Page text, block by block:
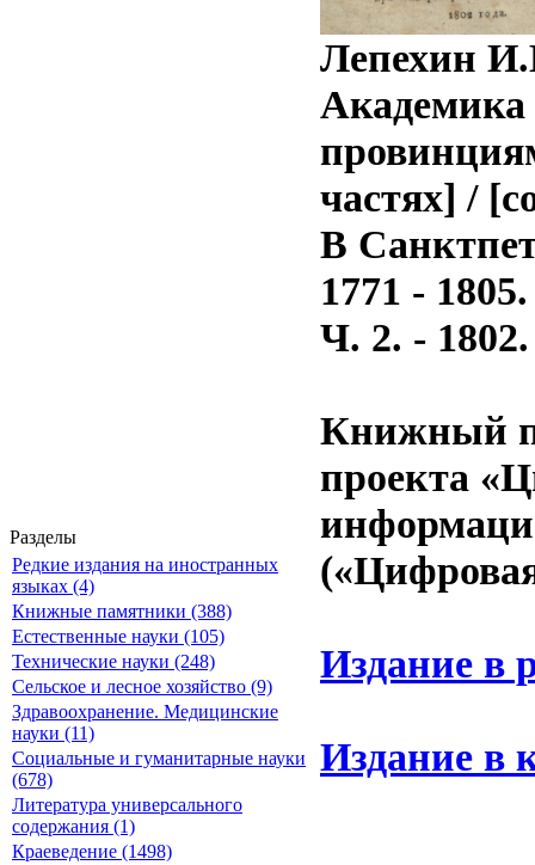
Разделы
Редкие издания на иностранных
языках (4)
Книжные памятники (388)
Естественные науки (105)
Технические науки (248)
Сельское и лесное хозяйство (9)
Здравоохранение. Медицинские
науки (11)
Социальные и гуманитарные науки
(678)
Литература универсального
содержания (1)
Краеведение (1498)
Лепехин
частях] /
В
1771 - 1805.
Ч. 2. -
Книжный
проекта
Издание в
Издание в